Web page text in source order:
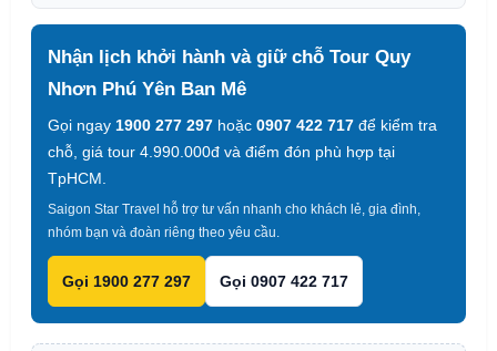
Nhận lịch khởi hành và giữ chỗ Tour Quy
Nhơn Phú Yên Ban Mê
Gọi ngay 1900 277 297 hoặc 0907 422 717 để kiểm tra
chỗ, giá tour 4.990.000đ và điểm đón phù hợp tại
TpHCM.
Saigon Star Travel hỗ trợ tư vấn nhanh cho khách lẻ, gia đình,
nhóm bạn và đoàn riêng theo yêu cầu.
Gọi 1900 277 297 Gọi 0907 422 717